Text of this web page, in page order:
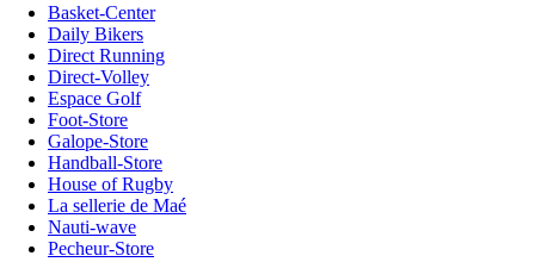
Basket-Center
Daily Bikers
Direct Running
Direct-Volley
Espace Golf
Foot-Store
Galope-Store
Handball-Store
House of Rugby
La sellerie de Maé
Nauti-wave
Pecheur-Store